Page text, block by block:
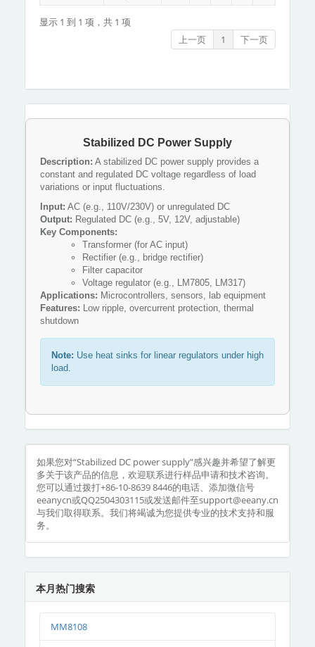
显示 1 到 1 项，共 1 项
上一页
1 下一页
Stabilized DC Power Supply
Description: A stabilized DC power supply provides a
constant and regulated DC voltage regardless of load
variations or input fluctuations.
Input: AC (e.g., 110V/230V) or unregulated DC
Output: Regulated DC (e.g., 5V, 12V, adjustable)
Key Components:
Transformer (for AC input)
Rectifier (e.g., bridge rectifier)
Filter capacitor
Voltage regulator (e.g., LM7805, LM317)
Applications: Microcontrollers, sensors, lab equipment
Features: Low ripple, overcurrent protection, thermal
shutdown
Note: Use heat sinks for linear regulators under high
load.
如果您对“Stabilized DC power supply”感兴趣并希望了解更
多关于该产品的信息，欢迎联系进行样品申请和技术咨询。
您可以通过拨打+86-10-8639 8446的电话、添加微信号
eeanycn或QQ2504303115或发送邮件至support@eeany.cn
与我们取得联系。我们将竭诚为您提供专业的技术支持和服
务。
本月热门搜索
MM8108